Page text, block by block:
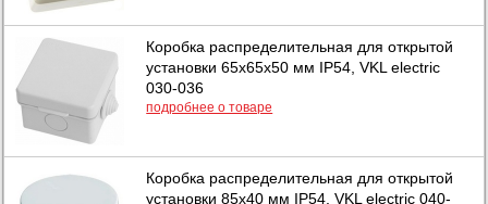
Коробка распределительная для открытой
установки 65х65х50 мм IP54, VKL electric
030-036
подробнее о товаре
Коробка распределительная для открытой
установки 85х40 мм IP54, VKL electric 040-